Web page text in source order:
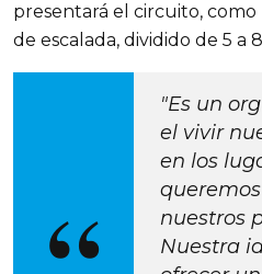
presentará el circuito,
de escalada, dividido de 5 a
"Es un
el vivir
en los
nuestros
Nuestra